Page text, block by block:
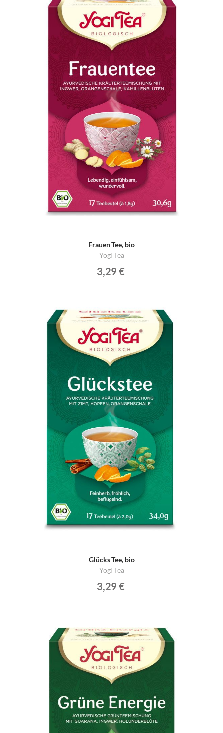
Frauen Tee, bio
Yogi Tea
3,29 €
Glücks Tee, bio
Yogi Tea
3,29 €